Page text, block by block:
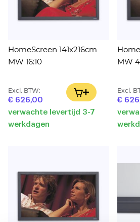
HomeScreen 141x216cm
MW 16:10
Excl. BTW:
€ 626,00
IN
verwachte levertijd 3-7
werkdagen
MW
Excl.
€